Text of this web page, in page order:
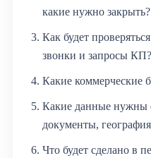
какие нужно закрыть?
Как будет
звонки и запросы КП?
Какие коммерческие
Какие данные нужны
документы,
Что будет сделано в